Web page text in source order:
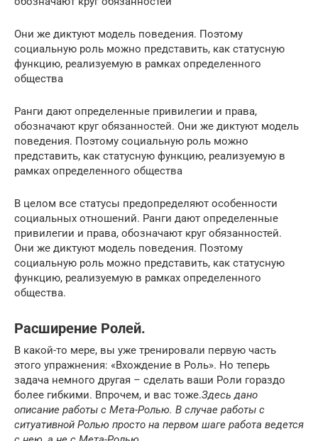
Они же диктуют модель поведения. Поэтому
социальную роль можно представить, как статусную
функцию, реализуемую в рамках определенного
общества
Ранги дают определенные привилегии и права,
обозначают круг обязанностей. Они же диктуют модель
поведения. Поэтому социальную роль можно
представить, как статусную функцию, реализуемую в
рамках определенного общества
В целом все статусы предопределяют особенности
социальных отношений. Ранги дают определенные
привилегии и права, обозначают круг обязанностей.
Они же диктуют модель поведения. Поэтому
социальную роль можно представить, как статусную
функцию, реализуемую в рамках определенного
общества.
Расширение Ролей.
В какой-то мере, вы уже тренировали первую часть
этого упражнения: «Вхождение в Роль». Но теперь
задача немного другая – сделать ваши Роли гораздо
более гибкими. Впрочем, и вас тоже.Здесь дано
описание работы с Мета-Ролью. В случае работы с
ситуативной Ролью просто на первом шаге работа ведется